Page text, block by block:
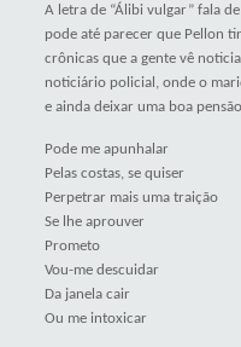
A letra de “Álibi vulgar” fala
pode até parecer que Pellon
crônicas que a gente vê
noticiário policial, onde o
e ainda deixar uma boa
Pode me apunhalar
Pelas costas, se quiser
Perpetrar mais uma traição
Se lhe aprouver
Prometo
Vou-me descuidar
Da janela cair
Ou me intoxicar